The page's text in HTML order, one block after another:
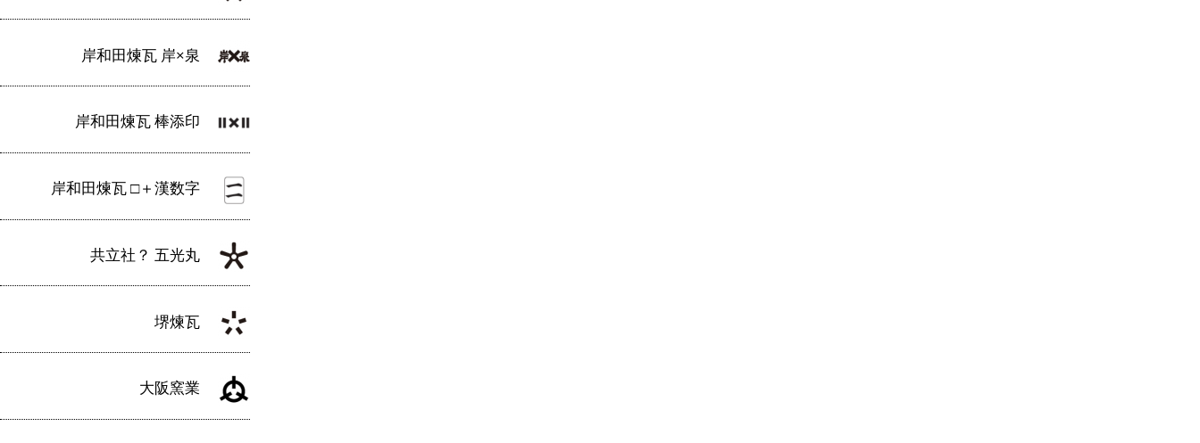
岸和田煉瓦 岸×泉
岸和田煉瓦 棒添印
岸和田煉瓦 □＋漢数字
共立社？ 五光丸
堺煉瓦
大阪窯業